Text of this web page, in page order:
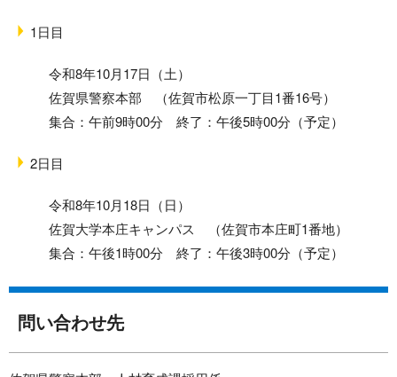
1日目
令和8年10月17日（土）
佐賀県警察本部 （佐賀市松原一丁目1番16号）
集合：午前9時00分 終了：午後5時00分（予定）
2日目
令和8年10月18日（日）
佐賀大学本庄キャンパス （佐賀市本庄町1番地）
集合：午後1時00分 終了：午後3時00分（予定）
問い合わせ先